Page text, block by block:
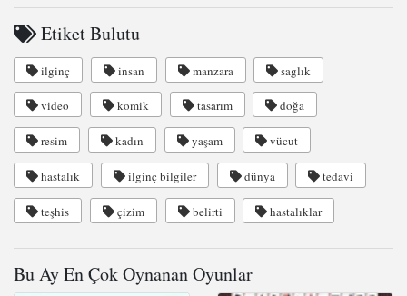
Etiket Bulutu
ilginç insan manzara saglık
video komik tasarım doğa
resim kadın yaşam vücut
hastalık ilginç bilgiler dünya tedavi
teşhis çizim belirti hastalıklar
Bu Ay En Çok Oynanan Oyunlar